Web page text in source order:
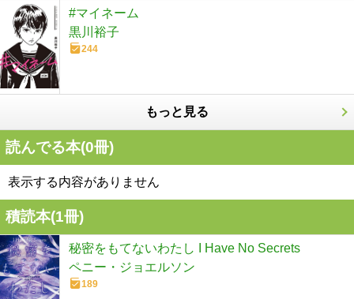
#マイネーム
黒川裕子
244
もっと見る
読んでる本(0冊)
表示する内容がありません
積読本(1冊)
秘密をもてないわたし I Have No Secrets
ペニー・ジョエルソン
189